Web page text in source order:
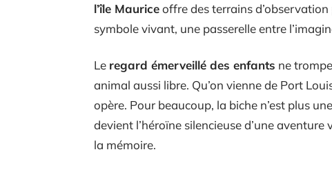
l’île Mauriceoffre des terrains
symbole vivant, une passerelle entre
Le regard émerveillé des enfants ne
animal aussi libre. Qu’on vienne de Port
opère. Pour beaucoup, la biche n’est plus
devient l’héroïne silencieuse d’une
la mémoire.